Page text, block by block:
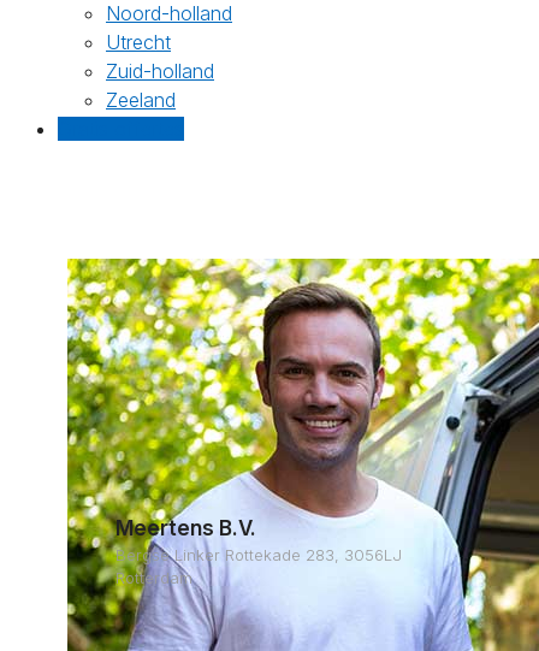
Noord-holland
Utrecht
Zuid-holland
Zeeland
Meertens B.V.
Bergse Linker Rottekade 283, 3056LJ
Rotterdam